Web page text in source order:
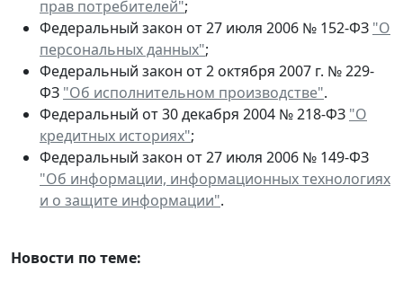
прав потребителей";
Федеральный закон от 27 июля 2006 № 152-ФЗ "О
персональных данных";
Федеральный закон от 2 октября 2007 г. № 229-
ФЗ "Об исполнительном производстве".
Федеральный от 30 декабря 2004 № 218-ФЗ "О
кредитных историях";
Федеральный закон от 27 июля 2006 № 149-ФЗ
"Об информации, информационных технологиях
и о защите информации".
Новости по теме: